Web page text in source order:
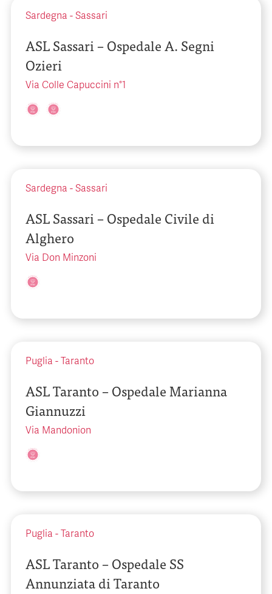
Sardegna - Sassari
ASL Sassari – Ospedale A. Segni
Ozieri
Via Colle Capuccini n°1
Sardegna - Sassari
ASL Sassari – Ospedale Civile di
Alghero
Via Don Minzoni
Puglia - Taranto
ASL Taranto – Ospedale Marianna
Giannuzzi
Via Mandonion
Puglia - Taranto
ASL Taranto – Ospedale SS
Annunziata di Taranto